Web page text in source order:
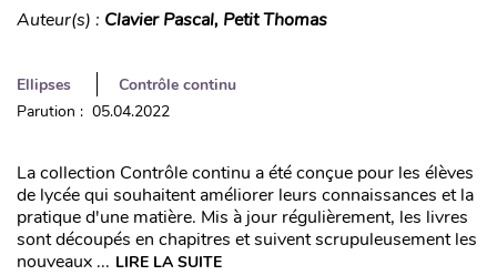
Auteur(s) : Clavier Pascal, Petit Thomas
Ellipses
Contrôle continu
Parution : 05.04.2022
La collection Contrôle continu a été conçue pour les élèves
de lycée qui souhaitent améliorer leurs connaissances et la
pratique d'une matière. Mis à jour régulièrement, les livres
sont découpés en chapitres et suivent scrupuleusement les
nouveaux ... LIRE LA SUITE